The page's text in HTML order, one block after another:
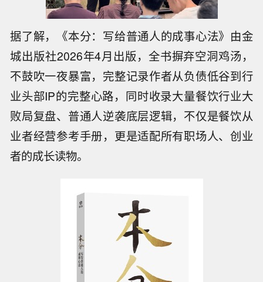
据了解，《本分：写给普通人的成事心法》由金
城出版社2026年4月出版，全书摒弃空洞鸡汤，
不鼓吹一夜暴富，完整记录作者从负债低谷到行
业头部IP的完整心路，同时收录大量餐饮行业大
败局复盘、普通人逆袭底层逻辑，不仅是餐饮从
业者经营参考手册，更是适配所有职场人、创业
者的成长读物。